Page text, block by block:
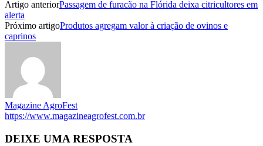
Artigo anteriorPassagem de furacão na Flórida deixa citricultores em
alerta
Próximo artigoProdutos agregam valor à criação de ovinos e
caprinos
Magazine AgroFest
https://www.magazineagrofest.com.br
DEIXE UMA RESPOSTA